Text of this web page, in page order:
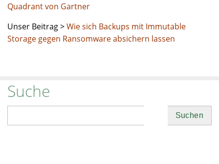
Quadrant von Gartner
Unser Beitrag >Wie sich Backups mit Immutable
Storage gegen Ransomware absichern lassen
Suche